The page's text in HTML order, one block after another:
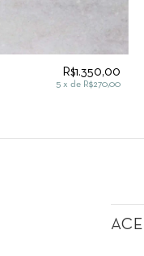
R$1.350,00
5 x de R$270,00